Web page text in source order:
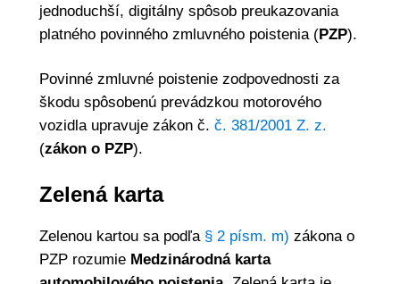
jednoduchší, digitálny spôsob preukazovania
platného povinného zmluvného poistenia (PZP).
Povinné zmluvné poistenie zodpovednosti za
škodu spôsobenú prevádzkou motorového
vozidla upravuje zákon č. č. 381/2001 Z. z.
(zákon o PZP).
Zelená karta
Zelenou kartou sa podľa § 2 písm. m) zákona o
PZP rozumie Medzinárodná karta